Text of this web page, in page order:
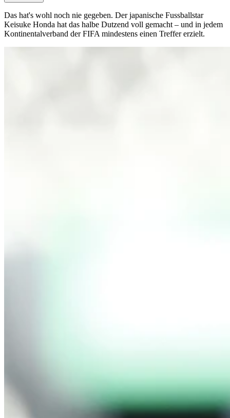
Das hat's wohl noch nie gegeben. Der japanische Fussballstar
Keisuke Honda hat das halbe Dutzend voll gemacht – und in jedem
Kontinentalverband der FIFA mindestens einen Treffer erzielt.